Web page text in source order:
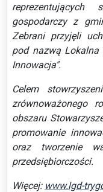
reprezentujących
gospodarczy z
Zebrani przyjęli
pod nazwą Lokalna
Innowacja".
Celem
zrównoważonego
obszaru
promowanie
oraz tworzenie
przedsiębiorczości.
Więcej: www.lgd-